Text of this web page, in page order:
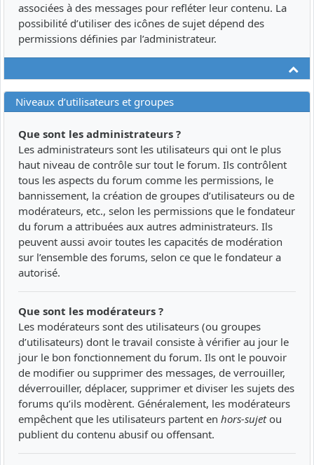
associées à des messages pour refléter leur contenu. La
possibilité d’utiliser des icônes de sujet dépend des
permissions définies par l’administrateur.
Niveaux d’utilisateurs et groupes
Que sont les administrateurs ?
Les administrateurs sont les utilisateurs qui ont le plus
haut niveau de contrôle sur tout le forum. Ils contrôlent
tous les aspects du forum comme les permissions, le
bannissement, la création de groupes d’utilisateurs ou de
modérateurs, etc., selon les permissions que le fondateur
du forum a attribuées aux autres administrateurs. Ils
peuvent aussi avoir toutes les capacités de modération
sur l’ensemble des forums, selon ce que le fondateur a
autorisé.
Que sont les modérateurs ?
Les modérateurs sont des utilisateurs (ou groupes
d’utilisateurs) dont le travail consiste à vérifier au jour le
jour le bon fonctionnement du forum. Ils ont le pouvoir
de modifier ou supprimer des messages, de verrouiller,
déverrouiller, déplacer, supprimer et diviser les sujets des
forums qu’ils modèrent. Généralement, les modérateurs
empêchent que les utilisateurs partent en hors-sujetou
publient du contenu abusif ou offensant.